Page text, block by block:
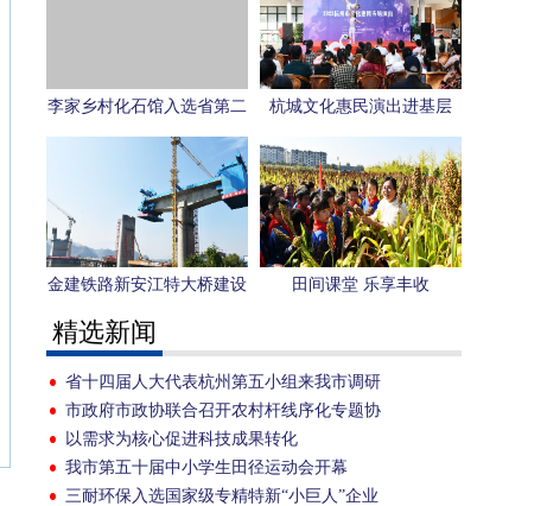
李家乡村化石馆入选省第二
批乡村博物馆
杭城文化惠民演出进基层
金建铁路新安江特大桥建设
忙
田间课堂 乐享丰收
精选新闻
省十四届人大代表杭州第五小组来我市调研
市政府市政协联合召开农村杆线序化专题协
商会
以需求为核心促进科技成果转化
我市第五十届中小学生田径运动会开幕
三耐环保入选国家级专精特新“小巨人”企业